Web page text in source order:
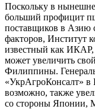
Поскольку в
больший профицит
поставщиков в Азию
факторов, Институт
известный как ИКАР,
может увеличить
Филиппины.
«УкрАгроКонсалт» в
возможно, также
со стороны Японии,